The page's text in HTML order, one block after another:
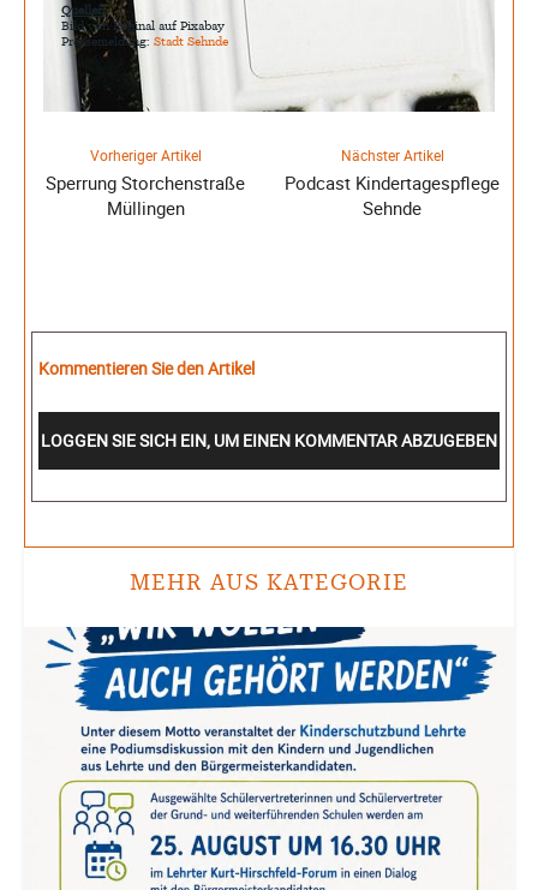
MEHR AUS KATEGORIE
Quellen:
Bild von Reginal auf Pixabay
Pressemeldung: Stadt Sehnde
Vorheriger Artikel
Sperrung Storchenstraße
Müllingen
Nächster Artikel
Podcast Kindertagespflege
Sehnde
Kommentieren Sie den Artikel
LOGGEN SIE SICH EIN, UM EINEN KOMMENTAR ABZUGEBEN